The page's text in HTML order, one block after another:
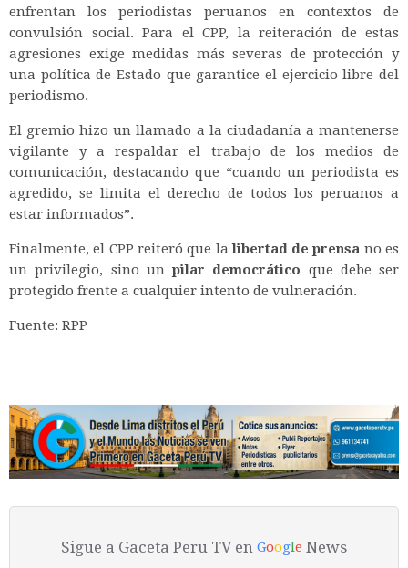
enfrentan los periodistas peruanos en contextos de
convulsión social. Para el CPP, la reiteración de estas
agresiones exige medidas más severas de protección y
una política de Estado que garantice el ejercicio libre del
periodismo.
El gremio hizo un llamado a la ciudadanía a mantenerse
vigilante y a respaldar el trabajo de los medios de
comunicación, destacando que “cuando un periodista es
agredido, se limita el derecho de todos los peruanos a
estar informados”.
Finalmente, el CPP reiteró que lalibertad de prensa no es
un privilegio, sino un pilar democrático que debe ser
protegido frente a cualquier intento de vulneración.
Fuente: RPP
Sigue a Gaceta Peru TV en Google News